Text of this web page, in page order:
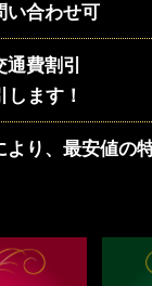
い合わせ可
費割引
ます！
り、最安値の